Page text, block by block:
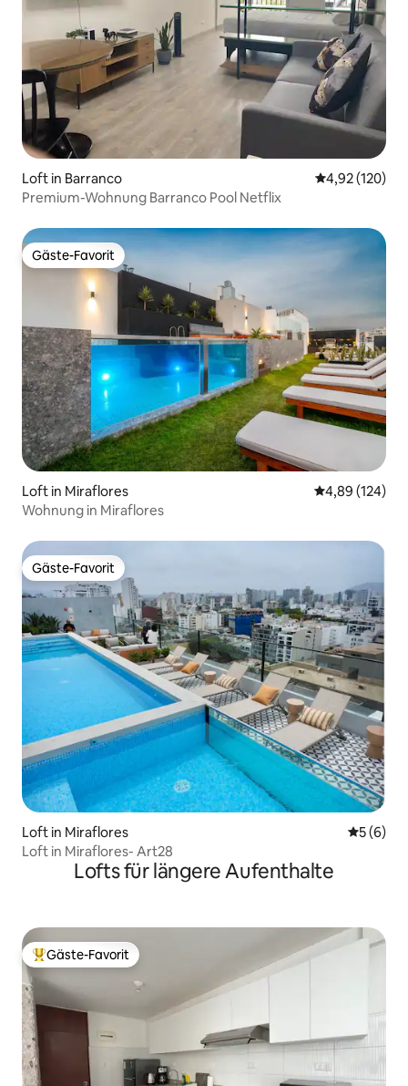
Loft in Barranco
4,92 (120)
Premium-Wohnung Barranco Pool Netflix
Gäste-Favorit
Gäste-Favorit
Loft in Miraflores
4,89 (124)
Wohnung in Miraflores
Gäste-Favorit
Gäste-Favorit
Loft in Miraflores
5 (6)
Loft in Miraflores- Art28
Lofts für längere Aufenthalte
Beliebter Gäste-Favorit.
Gäste-Favorit